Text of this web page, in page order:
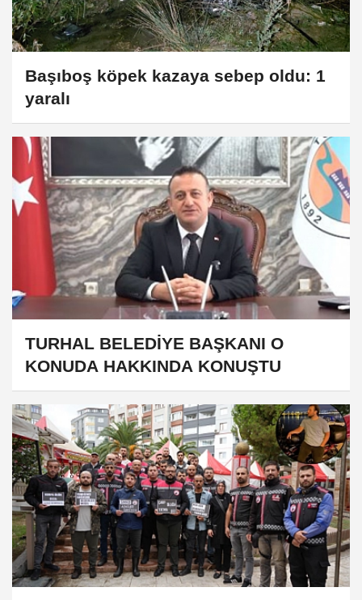
Başıboş köpek kazaya sebep oldu: 1
yaralı
TURHAL BELEDİYE BAŞKANI O
KONUDA HAKKINDA KONUŞTU